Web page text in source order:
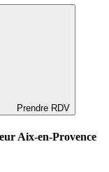
Prendre RDV
Aix-en-Provence